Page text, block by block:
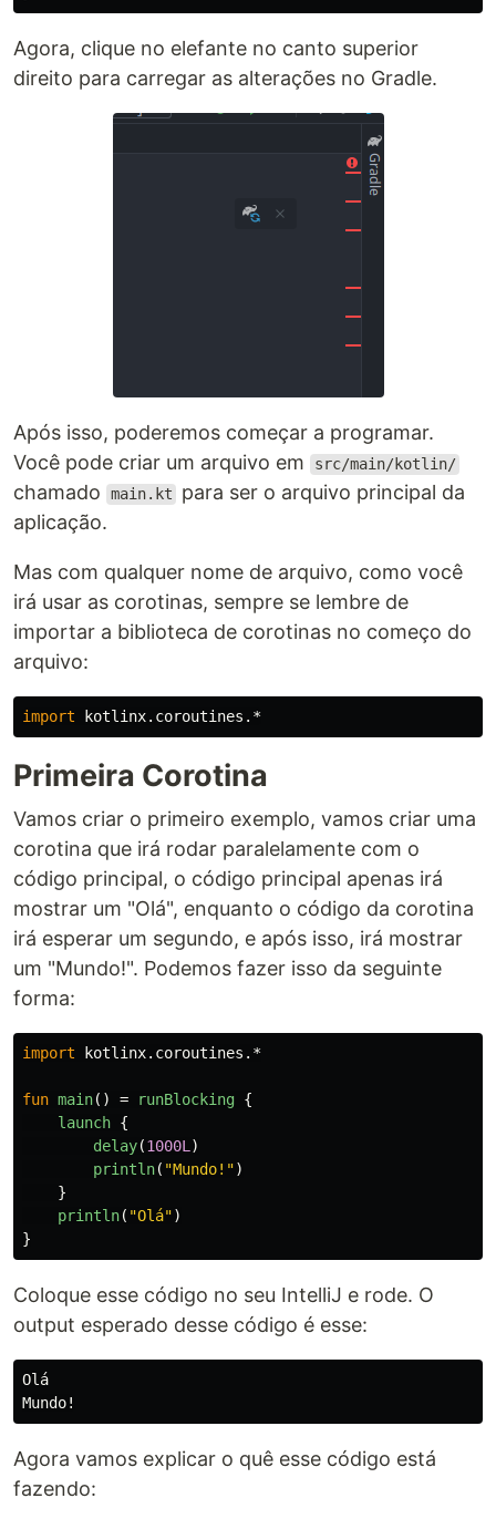
Agora, clique no elefante no canto superior
direito para carregar as alterações no Gradle.
Após isso, poderemos começar a programar.
Você pode criar um arquivo em
src/main/kotlin/
chamado main.kt
para ser o arquivo principal da
aplicação.
Mas com qualquer nome de arquivo, como você
irá usar as corotinas, sempre se lembre de
importar a biblioteca de corotinas no começo do
arquivo:
import kotlinx.coroutines.*
Primeira Corotina
Vamos criar o primeiro exemplo, vamos criar uma
corotina que irá rodar paralelamente com o
código principal, o código principal apenas irá
mostrar um "Olá", enquanto o código da corotina
irá esperar um segundo, e após isso, irá mostrar
um "Mundo!". Podemos fazer isso da seguinte
forma:
import kotlinx.coroutines.*
fun main() = runBlocking {
launch {
delay(1000L)
println( "Mundo!")
}
println( "Olá")
}
Coloque esse código no seu IntelliJ e rode. O
output esperado desse código é esse:
Olá
Agora vamos explicar o quê esse código está
fazendo: